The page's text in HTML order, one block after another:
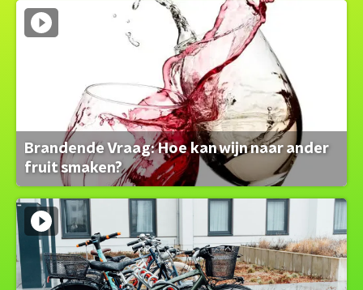
Brandende Vraag: Hoe kan wijn naar ander
fruit smaken?